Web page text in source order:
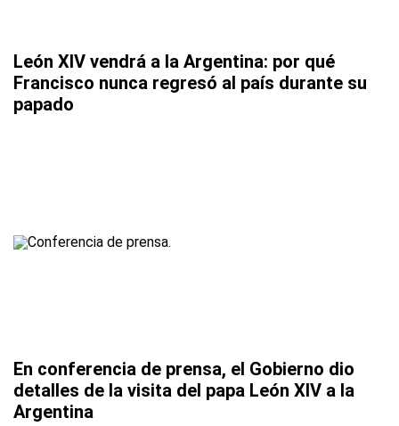
León XIV vendrá a la Argentina: por qué
Francisco nunca regresó al país durante su
papado
En conferencia de prensa, el Gobierno dio
detalles de la visita del papa León XIV a la
Argentina